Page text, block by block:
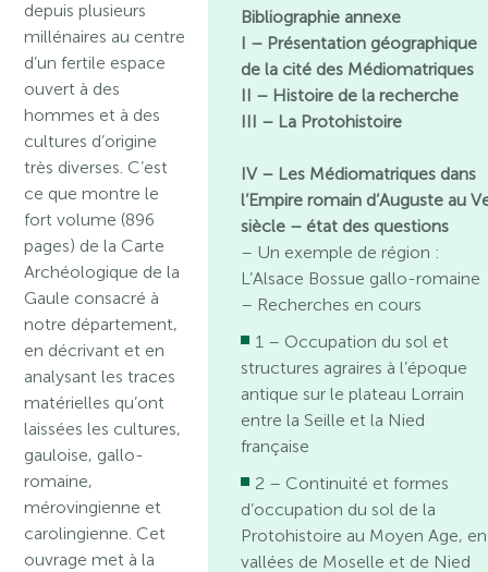
depuis plusieurs
millénaires au centre
d’un fertile espace
ouvert à des
hommes et à des
cultures d’origine
très diverses. C’est
ce que montre le
fort volume (896
pages) de la Carte
Archéologique de la
Gaule consacré à
notre département,
en décrivant et en
analysant les traces
matérielles qu’ont
laissées les cultures,
gauloise, gallo-
romaine,
mérovingienne et
carolingienne. Cet
ouvrage met à la
Bibliographie annexe
I – Présentation géographique
de la cité des Médiomatriques
II – Histoire de la recherche
III – La Protohistoire
IV – Les Médiomatriques dans
l’Empire romain d’Auguste au
siècle – état des questions
– Un exemple de région :
L’Alsace Bossue gallo-romaine
– Recherches en cours
1 – Occupation du sol et
structures agraires à l’époque
antique sur le plateau Lorrain
entre la Seille et la Nied
française
2 – Continuité et formes
d’occupation du sol de la
Protohistoire au Moyen Age, en
vallées de Moselle et de Nied